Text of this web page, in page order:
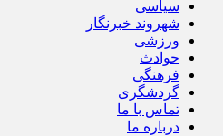
سیاسی
شهروند خبرنگار
ورزشی
حوادث
فرهنگی
گردشگری
تماس با ما
درباره ما